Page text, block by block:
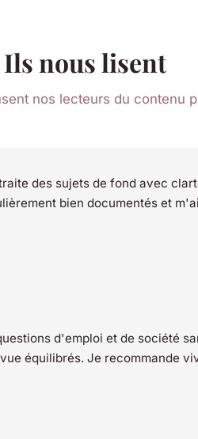
Ils nous lisent
nos lecteurs du contenu
des sujets de fond avec
bien documentés et
d'emploi et de société
équilibrés. Je recommande